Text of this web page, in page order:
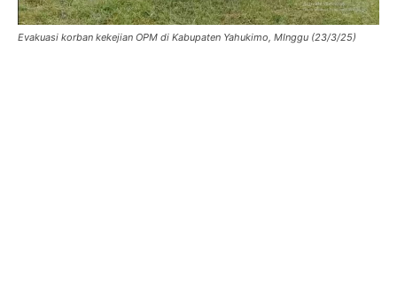
Evakuasi korban kekejian OPM di Kabupaten Yahukimo, MInggu (23/3/25)